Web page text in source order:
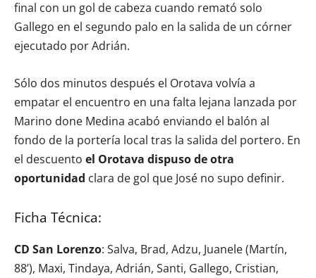
final con un gol de cabeza cuando remató solo
Gallego en el segundo palo en la salida de un córner
ejecutado por Adrián.
Sólo dos minutos después el Orotava volvía a
empatar el encuentro en una falta lejana lanzada por
Marino done Medina acabó enviando el balón al
fondo de la portería local tras la salida del portero. En
el descuento el Orotava dispuso de otra
oportunidad clara de gol que José no supo definir.
Ficha Técnica:
CD San Lorenzo: Salva, Brad, Adzu, Juanele (Martín,
88’), Maxi, Tindaya, Adrián, Santi, Gallego, Cristian,